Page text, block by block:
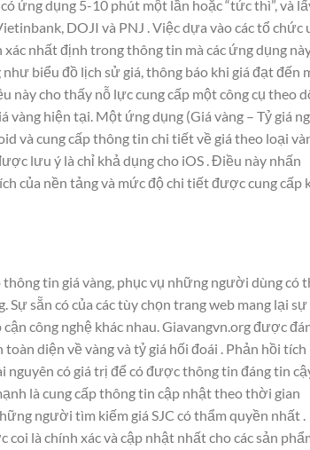
ứng dụng 5-10 phút một lần hoặc “tức thì”, và
DOJI và PNJ . Việc dựa vào các tổ chức
nhất định trong thông tin mà các ứng dụng
biểu đồ lịch sử giá, thông báo khi giá đạt đến
này cho thấy nỗ lực cung cấp một công cụ theo
hiện tại. Một ứng dụng (Giá vàng – Tỷ giá
và cung cấp thông tin chi tiết về giá theo loại
lưu ý là chỉ khả dụng cho iOS . Điều này nhấn
của nền tảng và mức độ chi tiết được cung cấp
tin giá vàng, phục vụ những người dùng có
sẵn có của các tùy chọn trang web mang lại sự
công nghệ khác nhau. Giavangvn.org được
diện về vàng và tỷ giá hối đoái . Phản hồi tích
có giá trị để có được thông tin đáng tin
là cung cấp thông tin cập nhật theo thời gian
người tìm kiếm giá SJC có thẩm quyền nhất .
là chính xác và cập nhật nhất cho các sản